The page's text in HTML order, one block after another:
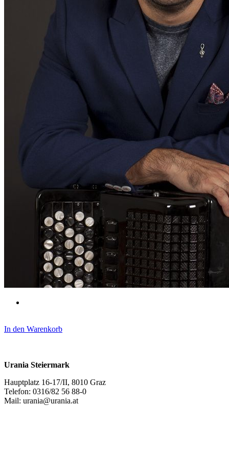
In den Warenkorb
Urania Steiermark
Hauptplatz 16-17/II, 8010 Graz
Telefon: 0316/82 56 88-0
Mail: urania@urania.at